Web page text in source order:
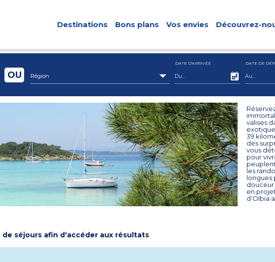
Destinations Bons plans Vos envies Découvrez-
Région
OU
DATE D'ARRIVÉE DATE DE
valises
39
des
vous
pour
les
longues
douceur
en
d’Olbia
séjours afin d'accéder aux résultats